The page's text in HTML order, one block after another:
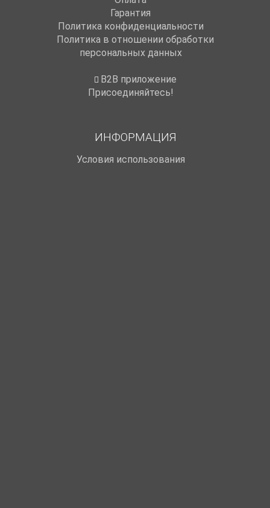
Гарантия
Политика конфиденциальности
Политика в отношении обработки
персональных данных
B2B приложение
Присоединяйтесь!
ИНФОРМАЦИЯ
Условия использования